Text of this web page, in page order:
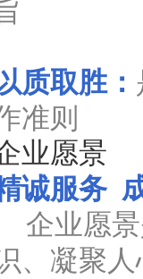
质取胜：
准则
业愿景
诚服务
企业愿
、凝聚